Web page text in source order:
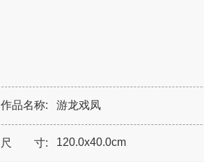
作品名称: 游龙戏凤
尺 寸: 120.0x40.0cm